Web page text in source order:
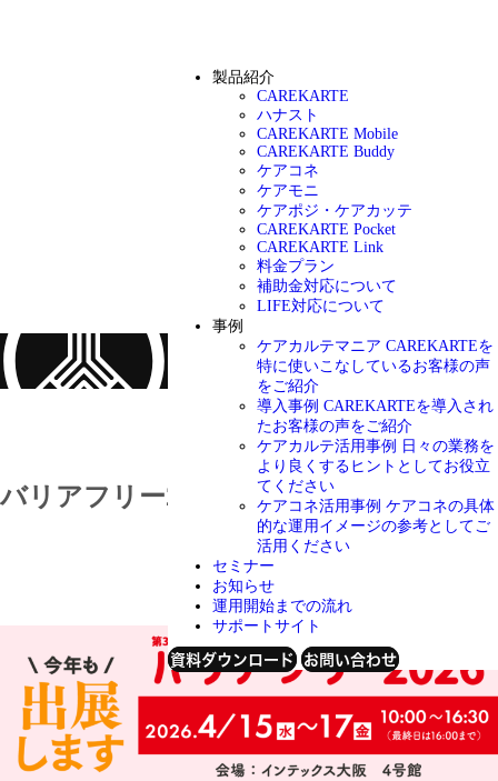
製品紹介
CAREKARTE
ハナスト
CAREKARTE Mobile
CAREKARTE Buddy
ケアコネ
ケアモニ
ケアポジ・ケアカッテ
CAREKARTE Pocket
CAREKARTE Link
料金プラン
補助金対応について
LIFE対応について
事例
ケアカルテマニア CAREKARTEを
特に使いこなしているお客様の声
をご紹介
導入事例 CAREKARTEを導入され
たお客様の声をご紹介
ケアカルテ活用事例
日々の業務を
より良くするヒントとしてお役立
てください
ケアコネ活用事例 ケアコネの具体
的な運用イメージの参考としてご
活用ください
セミナー
お知らせ
運用開始までの流れ
サポートサイト
資料ダウンロード お問い合わせ
お知らせ
バリアフリー2026に出展します